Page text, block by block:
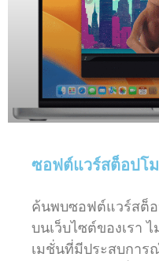
ซอฟต์แวร์สต็อปโ
ค้นพบซอฟต์แวร์สต็
บนเว็บไซต์ของเรา
เมชั่นที่มีประสบการ